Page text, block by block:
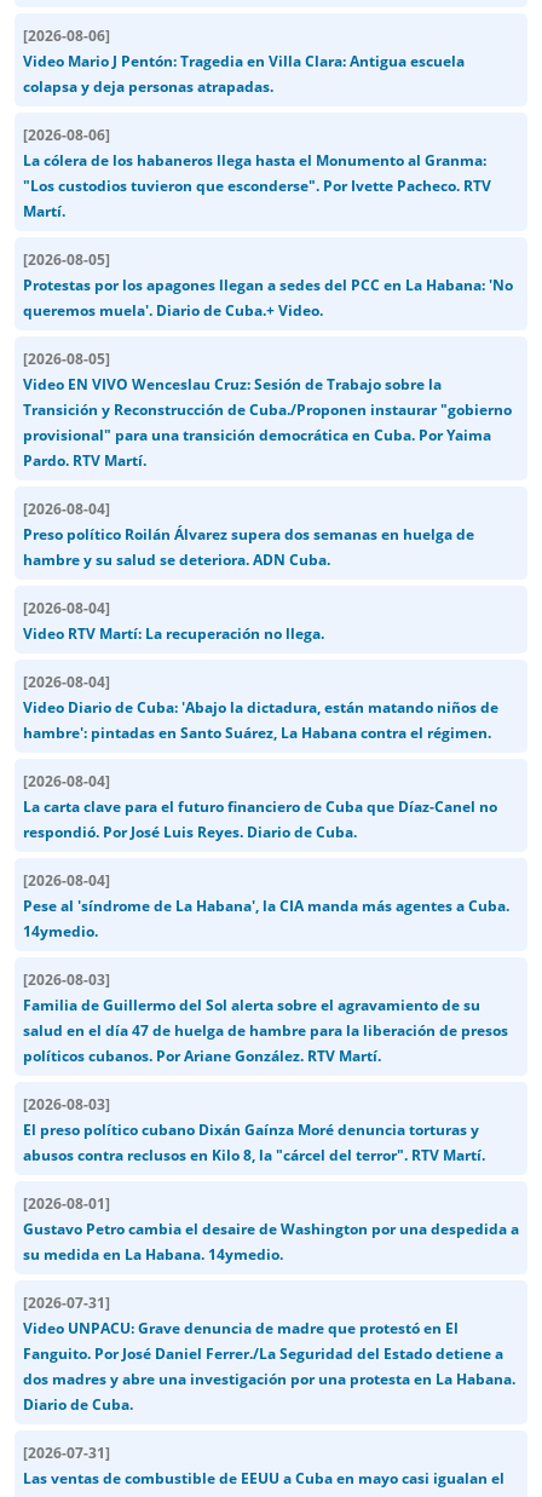
[2026-08-06]
Video Mario J Pentón: Tragedia en Villa Clara: Antigua escuela
colapsa y deja personas atrapadas.
[2026-08-06]
La cólera de los habaneros llega hasta el Monumento al Granma:
"Los custodios tuvieron que esconderse". Por Ivette Pacheco. RTV
Martí.
[2026-08-05]
Protestas por los apagones llegan a sedes del PCC en La Habana: 'No
queremos muela'. Diario de Cuba.+ Video.
[2026-08-05]
Video EN VIVO Wenceslau Cruz: Sesión de Trabajo sobre la
Transición y Reconstrucción de Cuba./Proponen instaurar "gobierno
provisional" para una transición democrática en Cuba. Por Yaima
Pardo. RTV Martí.
[2026-08-04]
Preso político Roilán Álvarez supera dos semanas en huelga de
hambre y su salud se deteriora. ADN Cuba.
[2026-08-04]
Video RTV Martí: La recuperación no llega.
[2026-08-04]
Video Diario de Cuba: 'Abajo la dictadura, están matando niños de
hambre': pintadas en Santo Suárez, La Habana contra el régimen.
[2026-08-04]
La carta clave para el futuro financiero de Cuba que Díaz-Canel no
respondió. Por José Luis Reyes. Diario de Cuba.
[2026-08-04]
Pese al 'síndrome de La Habana', la CIA manda más agentes a Cuba.
14ymedio.
[2026-08-03]
Familia de Guillermo del Sol alerta sobre el agravamiento de su
salud en el día 47 de huelga de hambre para la liberación de presos
políticos cubanos. Por Ariane González. RTV Martí.
[2026-08-03]
El preso político cubano Dixán Gaínza Moré denuncia torturas y
abusos contra reclusos en Kilo 8, la "cárcel del terror". RTV Martí.
[2026-08-01]
Gustavo Petro cambia el desaire de Washington por una despedida a
su medida en La Habana. 14ymedio.
[2026-07-31]
Video UNPACU: Grave denuncia de madre que protestó en El
Fanguito. Por José Daniel Ferrer./La Seguridad del Estado detiene a
dos madres y abre una investigación por una protesta en La Habana.
Diario de Cuba.
[2026-07-31]
Las ventas de combustible de EEUU a Cuba en mayo casi igualan el